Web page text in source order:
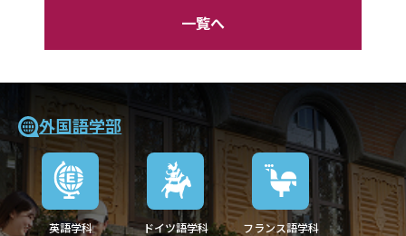
一覧へ
外国語学部
英語学科 ドイツ語学科 フランス語学科